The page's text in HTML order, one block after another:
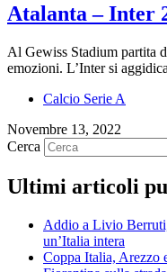
Atalanta – Inter
Al Gewiss Stadium partita
emozioni. L’Inter si
Calcio Serie A
Novembre 13, 2022
Cerca
Ultimi articoli
Addio a Livio
un’Italia intera
Coppa Italia, Arezzo